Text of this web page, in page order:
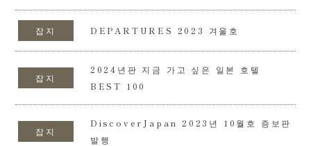
잡지 DEPARTURES 2023 겨울호
잡지
2024년판 지금 가고 싶은 일본 호텔
BEST 100
잡지
DiscoverJapan 2023년 10월호 증보판
발행